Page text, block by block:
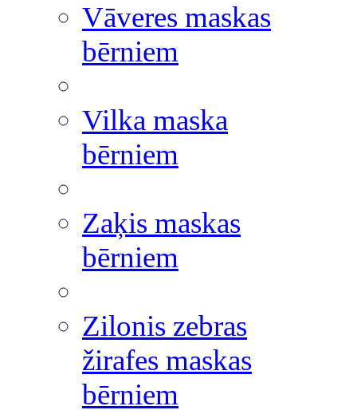
Vāveres maskas
bērniem
Vilka maska
bērniem
Zaķis maskas
bērniem
Zilonis zebras
žirafes maskas
bērniem